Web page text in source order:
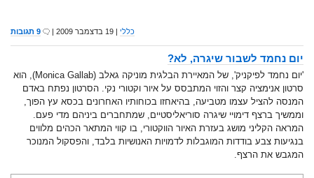
כללי | 19 בדצמבר 2009 | 9 תגובות
יום נחמד לשבור שיגרה, לא?
'יום נחמד לפיקניק', של המאיירת הבלגית מוניקה גאלב (Monica Gallab), הוא
סרטון אנימציה קצר והזוי המתבסס על איור וקטורי נקי. הסרטון נפתח באדם
המנסה להציל עצמו מטביעה, בהיאחזו בכוחותיו האחרונים בכסא עץ הפוך,
וממשיך ברצף דימויי שיגרה סוריאליסטיים, שמתחברים ביניהם מדי פעם.
המראה הקליני מושג בעזרת האיור הווקטורי, בו קווי המתאר הכהים מלווים
בנגיעות צבע בודדות המוגבלות לדמויות האנושיות בלבד, והפסקול המנוכר
המגבש את הרצף.